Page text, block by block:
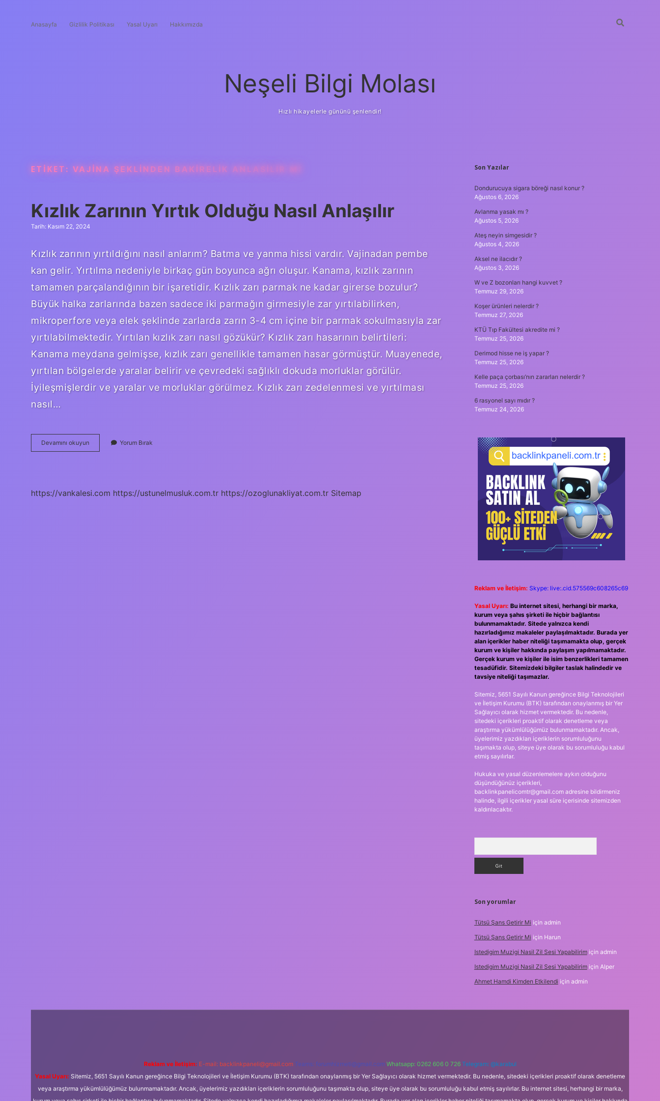
Anasayfa Gizlilik Politikası Yasal Uyarı Hakkımızda
Neşeli Bilgi Molası
Hızlı hikayelerle gününü şenlendir!
ETIKET: VAJINA ŞEKLINDEN BAKIRELIK ANLASILIR MI
Kızlık Zarının Yırtık Olduğu Nasıl Anlaşılır
Tarih: Kasım 22, 2024
Kızlık zarının yırtıldığını nasıl anlarım? Batma ve yanma hissi vardır. Vajinadan pembe
kan gelir. Yırtılma nedeniyle birkaç gün boyunca ağrı oluşur. Kanama, kızlık zarının
tamamen parçalandığının bir işaretidir. Kızlık zarı parmak ne kadar girerse bozulur?
Büyük halka zarlarında bazen sadece iki parmağın girmesiyle zar yırtılabilirken,
mikroperfore veya elek şeklinde zarlarda zarın 3-4 cm içine bir parmak sokulmasıyla zar
yırtılabilmektedir. Yırtılan kızlık zarı nasıl gözükür? Kızlık zarı hasarının belirtileri:
Kanama meydana gelmişse, kızlık zarı genellikle tamamen hasar görmüştür. Muayenede,
yırtılan bölgelerde yaralar belirir ve çevredeki sağlıklı dokuda morluklar görülür.
İyileşmişlerdir ve yaralar ve morluklar görülmez. Kızlık zarı zedelenmesi ve yırtılması
nasıl…
Devamını okuyun
Zarının
Yorum Bırak
https://vankalesi.com https://ustunelmusluk.com.tr https://ozoglunakliyat.com.tr Sitemap
SIDEBAR
Son Yazılar
Dondurucuya sigara böreği nasıl konur ?
Ağustos 6, 2026
Avlanma yasak mı ?
Ağustos 5, 2026
Ateş neyin simgesidir ?
Ağustos 4, 2026
Aksel ne ilacıdır ?
Ağustos 3, 2026
W ve Z bozonları hangi kuvvet ?
Temmuz 29, 2026
Koşer ürünleri nelerdir ?
Temmuz 27, 2026
KTÜ Tıp Fakültesi akredite mi ?
Temmuz 25, 2026
Derimod hisse ne iş yapar ?
Temmuz 25, 2026
Kelle paça çorbası’nın zararları nelerdir ?
Temmuz 25, 2026
6 rasyonel sayı mıdır ?
Temmuz 24, 2026
Reklam ve İletişim: Skype: live:.cid.575569c608265c69
Yasal Uyarı: Bu internet sitesi, herhangi bir marka,
kurum veya şahıs şirketi ile hiçbir bağlantısı
bulunmamaktadır. Sitede yalnızca kendi
hazırladığımız makaleler paylaşılmaktadır. Burada yer
alan içerikler haber niteliği taşımamakta olup, gerçek
kurum ve kişiler hakkında paylaşım yapılmamaktadır.
Gerçek kurum ve kişiler ile isim benzerlikleri tamamen
tesadüfidir. Sitemizdeki bilgiler taslak halindedir ve
tavsiye niteliği taşımazlar.
Sitemiz, 5651 Sayılı Kanun gereğince Bilgi Teknolojileri
ve İletişim Kurumu (BTK) tarafından onaylanmış bir Yer
Sağlayıcı olarak hizmet vermektedir. Bu nedenle,
sitedeki içerikleri proaktif olarak denetleme veya
araştırma yükümlülüğümüz bulunmamaktadır. Ancak,
üyelerimiz yazdıkları içeriklerin sorumluluğunu
taşımakta olup, siteye üye olarak bu sorumluluğu kabul
etmiş sayılırlar.
Hukuka ve yasal düzenlemelere aykırı olduğunu
düşündüğünüz içerikleri,
backlinkpanelicomtr@gmail.comadresine bildirmeniz
halinde, ilgili içerikler yasal süre içerisinde sitemizden
kaldırılacaktır.
Son yorumlar
Tütsü Şans Getirir Mi için admin
Tütsü Şans Getirir Mi için Harun
Istedigim Muzigi Nasil Zil Sesi Yapabilirimiçin admin
Istedigim Muzigi Nasil Zil Sesi Yapabilirimiçin Alper
Ahmet Hamdi Kimden Etkilendi için admin
Reklam ve İletişim: E-mail: backlinkpaneli@gmail.com Teams: forumhizmeti@gmail.com Whatsapp: 0262 606 0 726 Telegram: @karabul
Yasal Uyarı: Sitemiz, 5651 Sayılı Kanun gereğince Bilgi Teknolojileri ve İletişim Kurumu (BTK) tarafından onaylanmış bir Yer Sağlayıcı olarak hizmet vermektedir. Bu nedenle, sitedeki içerikleri proaktif olarak denetleme
veya araştırma yükümlülüğümüz bulunmamaktadır. Ancak, üyelerimiz yazdıkları içeriklerin sorumluluğunu taşımakta olup, siteye üye olarak bu sorumluluğu kabul etmiş sayılırlar. Bu internet sitesi, herhangi bir marka,